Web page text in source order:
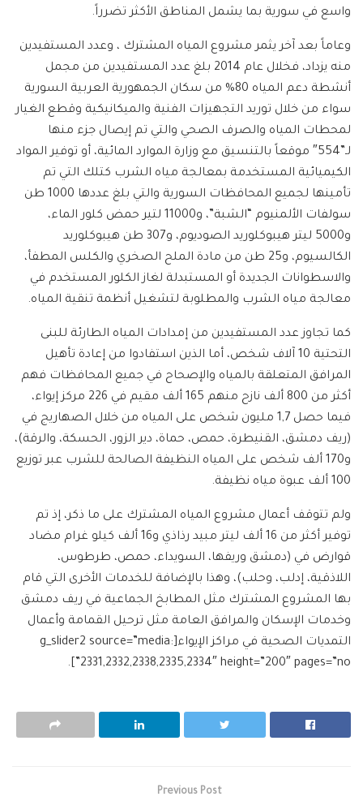
واسع في سورية بما يشمل المناطق الأكثر تضرراً.
وعاماً بعد آخر يثمر مشروع المياه المشترك ، وعدد المستفيدين
منه يزداد، فخلال عام 2014 بلغ عدد المستفيدين من مجمل
أنشطة دعم المياه 80% من سكان الجمهورية العربية السورية
سواء من خلال توريد التجهيزات الفنية والميكانيكية وقطع الغيار
لمحطات المياه والصرف الصحي والتي تم إيصال جزء منها
لـ”554″ موقعاً بالتنسيق مع وزارة الموارد المائية، أو توفير المواد
الكيميائية المستخدمة بمعالجة مياه الشرب كتلك التي تم
تأمينها لجميع المحافظات السورية والتي بلغ عددها 1000 طن
سولفات الألمنيوم “الشبة”، و11000 لتير حمض كلور الماء،
و5000 ليتر هيبوكلوريد الصوديوم، و307 طن هيبوكلوريد
الكالسيوم، و25 طن من مادة الملح الصخري والكلس المطفأ،
والاسطوانات الجديدة أو المستبدلة لغاز الكلور المستخدم في
معالجة مياه الشرب والمطلوبة لتشغيل أنظمة تنقية المياه.
كما تجاوز عدد المستفيدين من إمدادات المياه الطارئة للبنى
التحتية 10 آلاف شخص، أما الذين استفادوا من إعادة تأهيل
المرافق المتعلقة بالمياه والإصحاح في جميع المحافظات فهم
أكثر من 800 ألف نازح منهم 165 ألف مقيم في 226 مركز إيواء،
فيما حصل 1,7 مليون شخص على المياه من خلال الصهاريج في
(ريف دمشق، القنيطرة، حمص، حماة، دير الزور، الحسكة، والرقة)،
و170 ألف شخص على المياه النظيفة الصالحة للشرب عبر توزيع
100 ألف عبوة مياه نظيفة.
ولم تتوقف أعمال مشروع المياه المشترك على ما ذكر، إذ تم
توفير أكثر من 16 ألف ليتر مبيد رذاذي و16 ألف كيلو غرام مضاد
قوارض في (دمشق وريفها، السويداء، حمص، طرطوس،
اللاذقية، إدلب، وحلب)، وهذا بالإضافة للخدمات الأخرى التي قام
بها المشروع المشترك مثل المطابخ الجماعية في ريف دمشق
وخدمات الإسكان والمرافق العامة مثل ترحيل القمامة وأعمال
التمديات الصحية في مراكز الإيواء[g_slider2 source=”media:
2331,2332,2338,2335,2334″ height=”200″ pages=”no”].
Previous Post